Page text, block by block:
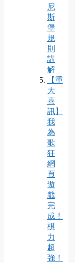
尼
斯
堡
規
則
講
解
【重
大
喜
訊】
我
為
歌
狂
網
頁
遊
戲
完
成！
棋
力
超
強！